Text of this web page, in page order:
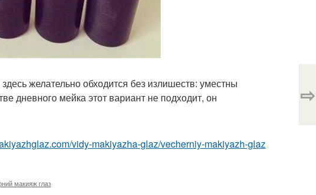
желательно обходится без излишеств: уместны
дневного мейка этот вариант не подходит, он
vidy-makiyazha-glaz/vecherniy-makiyazh-glaz
макияж глаз
⇨